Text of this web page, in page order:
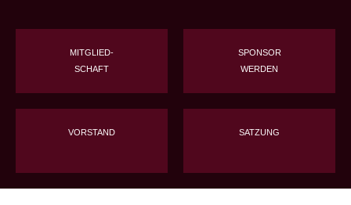
MITGLIED-
SCHAFT
SPONSOR
WERDEN
VORSTAND SATZUNG